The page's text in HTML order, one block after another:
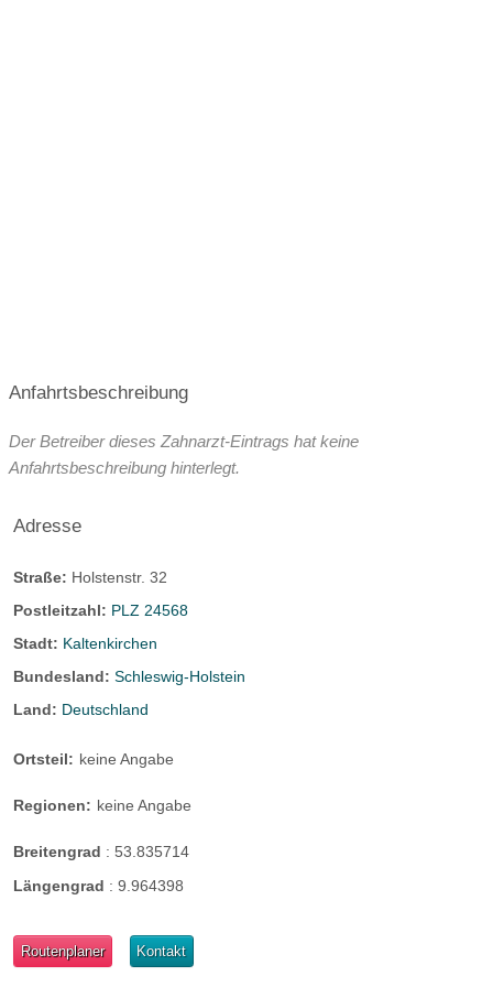
Anfahrtsbeschreibung
Der Betreiber dieses Zahnarzt-Eintrags hat keine
Anfahrtsbeschreibung hinterlegt.
Adresse
Straße: Holstenstr. 32
Postleitzahl: PLZ 24568
Stadt: Kaltenkirchen
Bundesland: Schleswig-Holstein
Land: Deutschland
Ortsteil: keine Angabe
Regionen: keine Angabe
Breitengrad : 53.835714
Längengrad : 9.964398
Routenplaner Kontakt